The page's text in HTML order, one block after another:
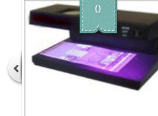
0